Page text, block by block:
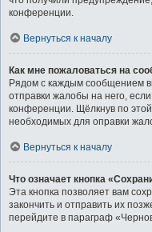
конференции.
Вернуться к началу
Как мне пожаловаться на
Рядом с каждым сообщением
отправки жалобы на него,
конференции. Щёлкнув по
необходимых для оправки
Вернуться к началу
Что означает кнопка
Эта кнопка позволяет вам
закончить и отправить их
перейдите в параграф